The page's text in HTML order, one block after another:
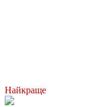
Найкраще